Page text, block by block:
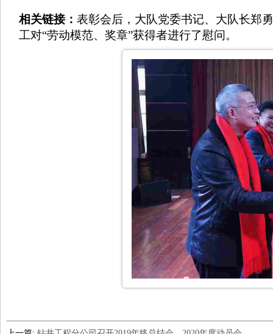
相关链接： 表彰会后，大队党委书记、大队长郑
工对“劳动模范、奖章”获得者进行了慰问。